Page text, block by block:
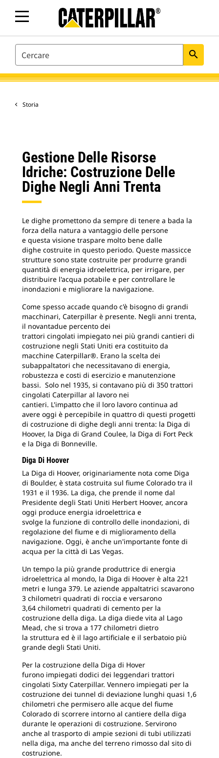
SEARCH search
Storia
Gestione Delle Risorse
Idriche: Costruzione Delle
Dighe Negli Anni Trenta
Le dighe promettono da sempre di tenere a bada la
forza della natura a vantaggio delle persone
e questa visione traspare molto bene dalle
dighe costruite in questo periodo. Queste massicce
strutture sono state costruite per produrre grandi
quantità di energia idroelettrica, per irrigare, per
distribuire l'acqua potabile e per controllare le
inondazioni e migliorare la navigazione.
Come spesso accade quando c'è bisogno di grandi
macchinari, Caterpillar è presente. Negli anni trenta,
il novantadue percento dei
trattori cingolati impiegato nei più grandi cantieri di
costruzione negli Stati Uniti era costituito da
macchine Caterpillar®. Erano la scelta dei
subappaltatori che necessitavano di energia,
robustezza e costi di esercizio e manutenzione
bassi. Solo nel 1935, si contavano più di 350 trattori
cingolati Caterpillar al lavoro nei
cantieri. L'impatto che il loro lavoro continua ad
avere oggi è percepibile in quattro di questi progetti
di costruzione di dighe degli anni trenta: la Diga di
Hoover, la Diga di Grand Coulee, la Diga di Fort Peck
e la Diga di Bonneville.
Diga Di Hoover
La Diga di Hoover, originariamente nota come Diga
di Boulder, è stata costruita sul fiume Colorado tra il
1931 e il 1936. La diga, che prende il nome dal
Presidente degli Stati Uniti Herbert Hoover, ancora
oggi produce energia idroelettrica e
svolge la funzione di controllo delle inondazioni, di
regolazione del fiume e di miglioramento della
navigazione. Oggi, è anche un'importante fonte di
acqua per la città di Las Vegas.
Un tempo la più grande produttrice di energia
idroelettrica al mondo, la Diga di Hoover è alta 221
metri e lunga 379. Le aziende appaltatrici scavarono
3 chilometri quadrati di roccia e versarono
3,64 chilometri quadrati di cemento per la
costruzione della diga. La diga diede vita al Lago
Mead, che si trova a 177 chilometri dietro
la struttura ed è il lago artificiale e il serbatoio più
grande degli Stati Uniti.
Per la costruzione della Diga di Hover
furono impiegati dodici dei leggendari trattori
cingolati Sixty Caterpillar. Vennero impiegati per la
costruzione dei tunnel di deviazione lunghi quasi 1,6
chilometri che permisero alle acque del fiume
Colorado di scorrere intorno al cantiere della diga
durante le operazioni di costruzione. Servirono
anche al trasporto di ampie sezioni di tubi utilizzati
nella diga, ma anche del terreno rimosso dal sito di
costruzione.